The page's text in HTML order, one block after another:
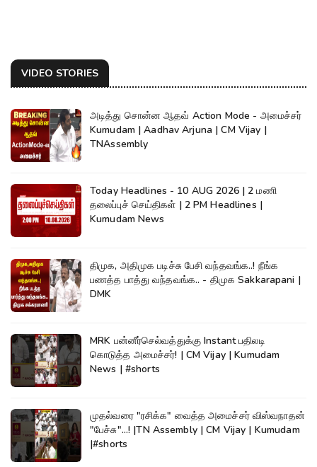
VIDEO STORIES
அடித்து சொன்ன ஆதவ் Action Mode - அமைச்சர்
Kumudam | Aadhav Arjuna | CM Vijay |
TNAssembly
Today Headlines - 10 AUG 2026 | 2 மணி
தலைப்புச் செய்திகள் | 2 PM Headlines |
Kumudam News
திமுக, அதிமுக படிச்சு பேசி வந்தவங்க..! நீங்க
பணத்த பாத்து வந்தவங்க.. - திமுக Sakkarapani |
DMK
MRK பன்னீர்செல்வத்துக்கு Instant பதிலடி
கொடுத்த அமைச்சர்! | CM Vijay | Kumudam
News | #shorts
முதல்வரை "ரசிக்க" வைத்த அமைச்சர் விஸ்வநாதன்
"பேச்சு"...! |TN Assembly | CM Vijay | Kumudam
|#shorts